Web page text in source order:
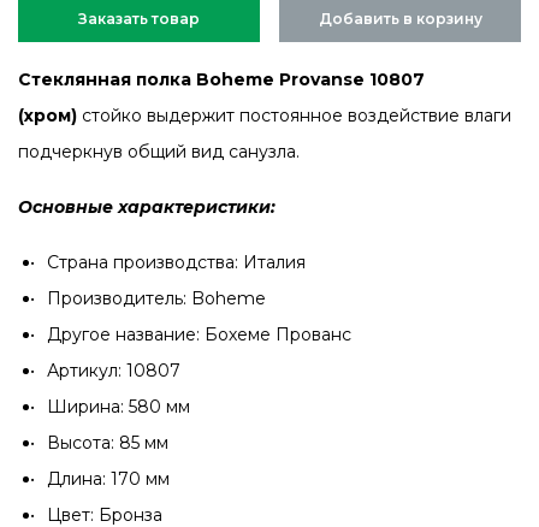
Заказать товар Добавить в корзину
Стеклянная полка Boheme Provanse 10807
(хром) стойко выдержит постоянное воздействие влаги
подчеркнув общий вид санузла.
Основные характеристики:
Страна производства: Италия
Производитель: Boheme
Другое название: Бохеме Прованс
Артикул: 10807
Ширина: 580 мм
Высота: 85 мм
Длина: 170 мм
Цвет: Бронза